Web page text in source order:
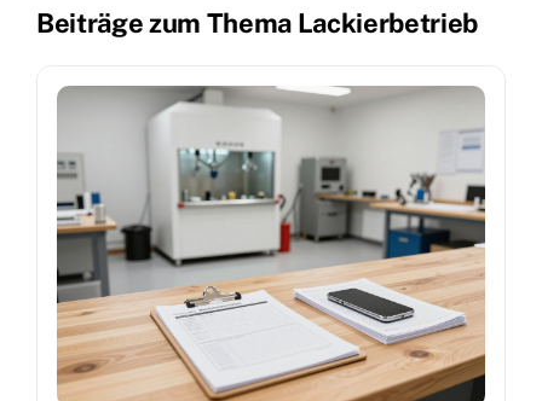
Beiträge zum Thema Lackierbetrieb